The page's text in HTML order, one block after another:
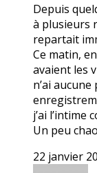
Depuis
à plusieurs
repartait
Ce matin,
avaient les
n’ai aucune
j’ai l’intime
Un peu
22 janvier